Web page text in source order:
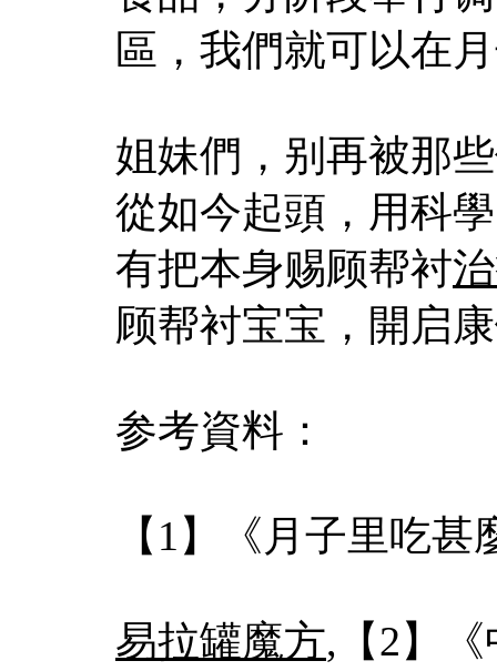
區，我們就可以在
姐妹們，别再被那
從如今起頭，用科
有把本身赐顾帮衬
顾帮衬宝宝，開启
参考資料：
【1】《月子里吃
易拉罐魔方,【2】